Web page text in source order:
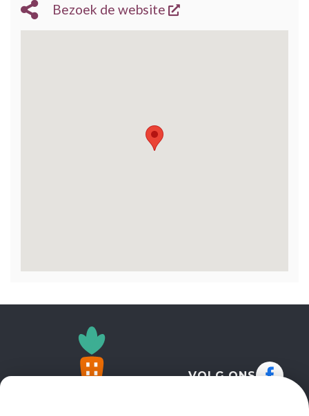
Bezoek de website
opent een nieuw
VOLG ONS